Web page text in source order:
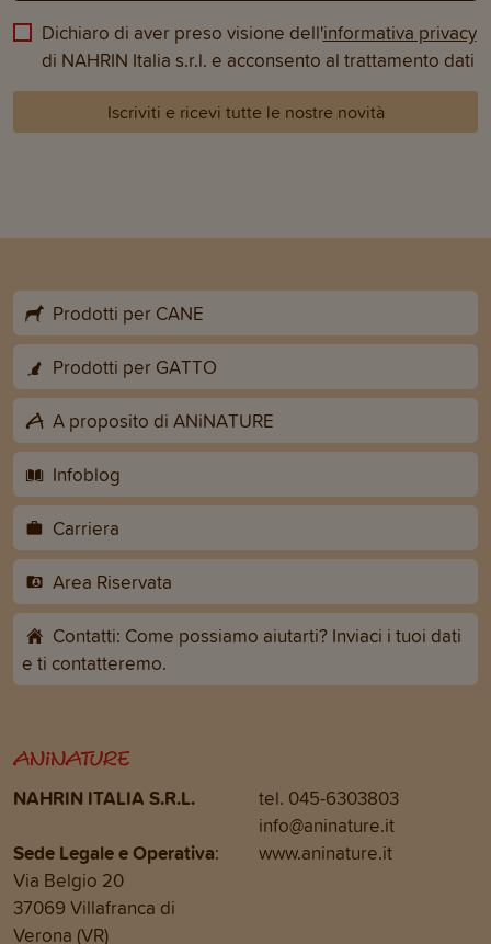
Dichiaro di aver preso visione dell'informativa privacy
di NAHRIN Italia s.r.l. e acconsento al trattamento dati
Iscriviti e ricevi tutte le nostre novità
Prodotti per CANE
Prodotti per GATTO
A proposito di ANiNATURE
Infoblog
Carriera
Area Riservata
Contatti: Come possiamo aiutarti? Inviaci i tuoi dati
e ti contatteremo.
NAHRIN ITALIA S.R.L.
Sede Legale e Operativa:
Via Belgio 20
37069 Villafranca di
Verona (VR)
tel. 045-6303803
info@aninature.it
www.aninature.it